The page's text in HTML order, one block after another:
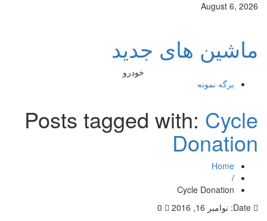
August 6, 2026
ماشین های جدید
خودرو
برگه نمونه
Posts tagged with:Cycle
Donation
Home
/
Cycle Donation
Date: نوامبر 16, 2016 0